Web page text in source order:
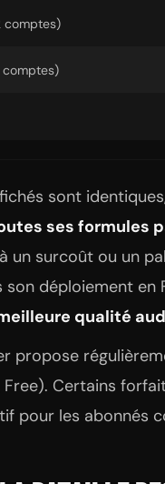
comptes)
comptes)
sont
ses formules
un surcoût ou un
déploiement en
qualité
propose
Free). Certains
pour les abonnés